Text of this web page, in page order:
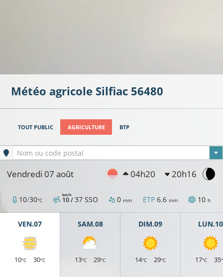
Météo agricole Silfiac 56480
TOUT PUBLIC AGRICULTURE BTP
Ville sélectionnée
Nom ou code postal
Vendredi 07 août 04h20 20h16
10/30°C 10 /
km/h 37 SSO 0 mm ETP 6.6 mm 10 h
VEN.07
10°C 30°C
SAM.08
13°C 29°C
DIM.09
14°C 29°C
LUN.10
17°C 35